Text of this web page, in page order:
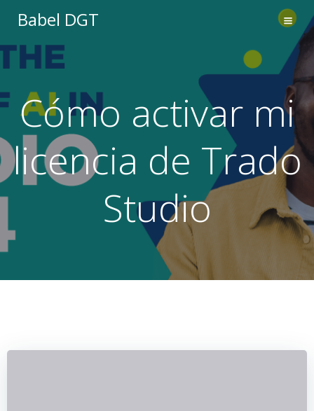
Babel DGT
Cómo activar mi
licencia de Trado
Studio